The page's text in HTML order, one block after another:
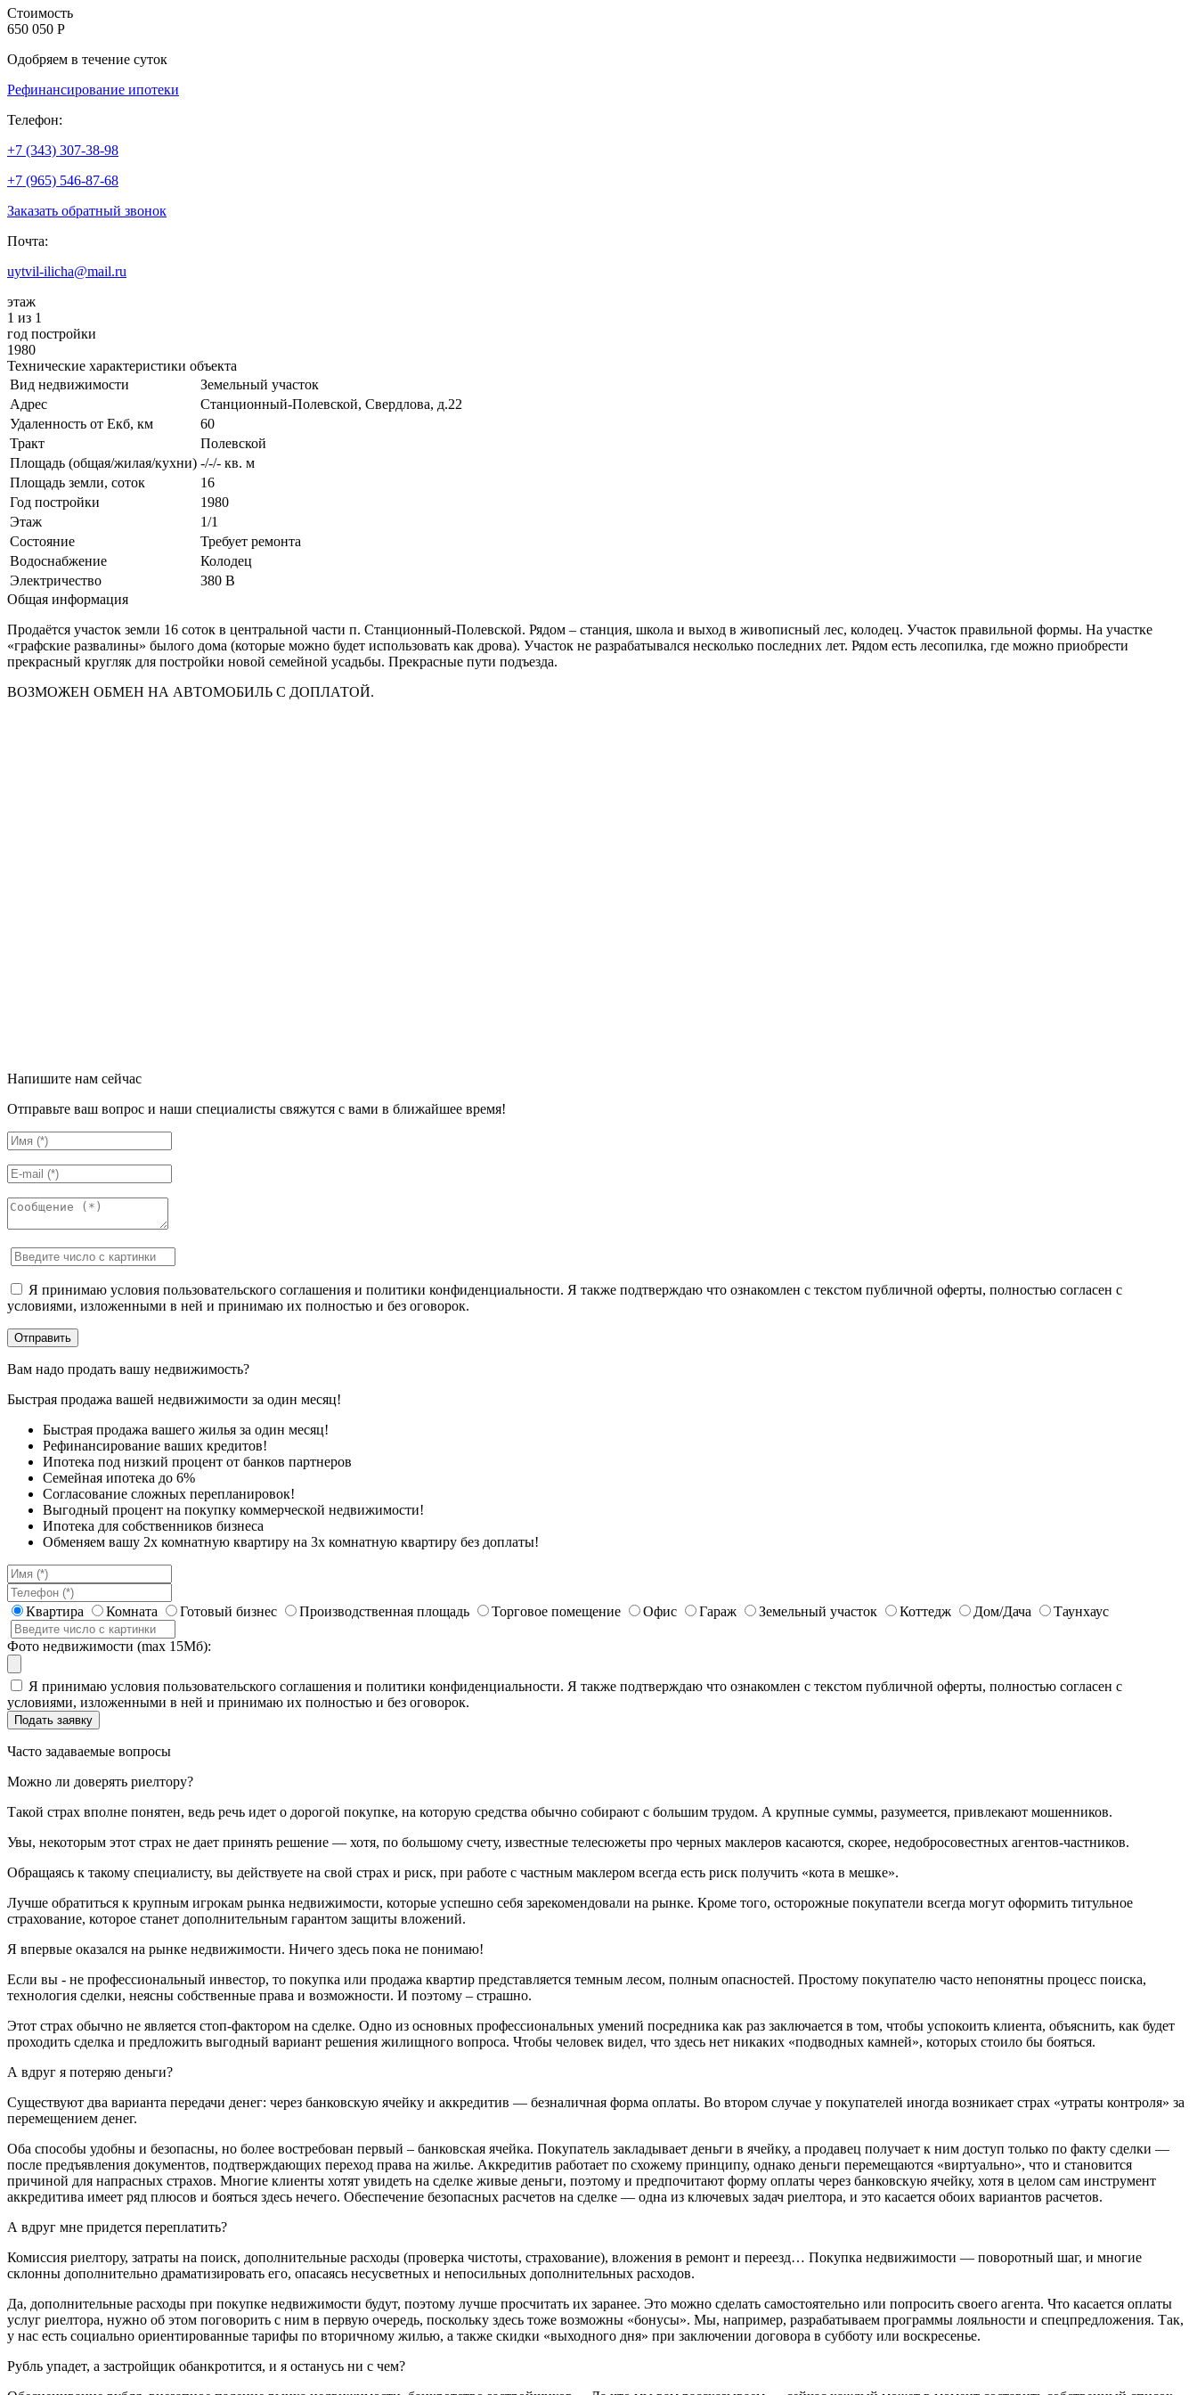
Стоимость
650 050 Р
Одобряем в течение суток
Рефинансирование ипотеки
Телефон:
+7 (343) 307-38-98
+7 (965) 546-87-68
Заказать обратный звонок
Почта:
uytvil-ilicha@mail.ru
этаж
1 из 1
год постройки
1980
Технические характеристики объекта
Вид недвижимости
Земельный участок
Адрес
Станционный-Полевской, Свердлова, д.22
Удаленность от Екб, км
60
Тракт
Полевской
Площадь (общая/жилая/кухни) -/-/- кв. м
Площадь земли, соток
16
Год постройки
1980
Этаж
1/1
Состояние
Требует ремонта
Водоснабжение
Колодец
Электричество
380 В
Общая информация
Продаётся участок земли 16 соток в центральной части п. Станционный-Полевской. Рядом – станция, школа и выход в живописный лес, колодец. Участок правильной формы. На участке
«графские развалины» былого дома (которые можно будет использовать как дрова). Участок не разрабатывался несколько последних лет. Рядом есть лесопилка, где можно приобрести
прекрасный кругляк для постройки новой семейной усадьбы. Прекрасные пути подъезда.
ВОЗМОЖЕН ОБМЕН НА АВТОМОБИЛЬ С ДОПЛАТОЙ.
Напишите нам сейчас
Отправьте ваш вопрос и наши специалисты свяжутся с вами в ближайшее время!
Я принимаю условия пользовательского соглашения и политики конфиденциальности. Я также подтверждаю что ознакомлен с текстом публичной оферты, полностью согласен с
условиями, изложенными в ней и принимаю их полностью и без оговорок.
Вам надо продать вашу недвижимость?
Быстрая продажа вашей недвижимости за один месяц!
Быстрая продажа вашего жилья за один месяц!
Рефинансирование ваших кредитов!
Ипотека под низкий процент от банков партнеров
Семейная ипотека до 6%
Согласование сложных перепланировок!
Выгодный процент на покупку коммерческой недвижимости!
Ипотека для собственников бизнеса
Обменяем вашу 2х комнатную квартиру на 3х комнатную квартиру без доплаты!
Квартира Комната Готовый бизнес Производственная площадь Торговое помещение Офис Гараж Земельный участок Коттедж Дом/Дача Таунхаус
Фото недвижимости (max 15Мб):
Я принимаю условия пользовательского соглашения и политики конфиденциальности. Я также подтверждаю что ознакомлен с текстом публичной оферты, полностью согласен с
условиями, изложенными в ней и принимаю их полностью и без оговорок.
Часто задаваемые вопросы
Можно ли доверять риелтору?
Такой страх вполне понятен, ведь речь идет о дорогой покупке, на которую средства обычно собирают с большим трудом. А крупные суммы, разумеется, привлекают мошенников.
Увы, некоторым этот страх не дает принять решение — хотя, по большому счету, известные телесюжеты про черных маклеров касаются, скорее, недобросовестных агентов-частников.
Обращаясь к такому специалисту, вы действуете на свой страх и риск, при работе с частным маклером всегда есть риск получить «кота в мешке».
Лучше обратиться к крупным игрокам рынка недвижимости, которые успешно себя зарекомендовали на рынке. Кроме того, осторожные покупатели всегда могут оформить титульное
страхование, которое станет дополнительным гарантом защиты вложений.
Я впервые оказался на рынке недвижимости. Ничего здесь пока не понимаю!
Если вы - не профессиональный инвестор, то покупка или продажа квартир представляется темным лесом, полным опасностей. Простому покупателю часто непонятны процесс поиска,
технология сделки, неясны собственные права и возможности. И поэтому – страшно.
Этот страх обычно не является стоп-фактором на сделке. Одно из основных профессиональных умений посредника как раз заключается в том, чтобы успокоить клиента, объяснить, как будет
проходить сделка и предложить выгодный вариант решения жилищного вопроса. Чтобы человек видел, что здесь нет никаких «подводных камней», которых стоило бы бояться.
А вдруг я потеряю деньги?
Существуют два варианта передачи денег: через банковскую ячейку и аккредитив — безналичная форма оплаты. Во втором случае у покупателей иногда возникает страх «утраты контроля» за
перемещением денег.
Оба способы удобны и безопасны, но более востребован первый – банковская ячейка. Покупатель закладывает деньги в ячейку, а продавец получает к ним доступ только по факту сделки —
после предъявления документов, подтверждающих переход права на жилье. Аккредитив работает по схожему принципу, однако деньги перемещаются «виртуально», что и становится
причиной для напрасных страхов. Многие клиенты хотят увидеть на сделке живые деньги, поэтому и предпочитают форму оплаты через банковскую ячейку, хотя в целом сам инструмент
аккредитива имеет ряд плюсов и бояться здесь нечего. Обеспечение безопасных расчетов на сделке — одна из ключевых задач риелтора, и это касается обоих вариантов расчетов.
А вдруг мне придется переплатить?
Комиссия риелтору, затраты на поиск, дополнительные расходы (проверка чистоты, страхование), вложения в ремонт и переезд… Покупка недвижимости — поворотный шаг, и многие
склонны дополнительно драматизировать его, опасаясь несусветных и непосильных дополнительных расходов.
Да, дополнительные расходы при покупке недвижимости будут, поэтому лучше просчитать их заранее. Это можно сделать самостоятельно или попросить своего агента. Что касается оплаты
услуг риелтора, нужно об этом поговорить с ним в первую очередь, поскольку здесь тоже возможны «бонусы». Мы, например, разрабатываем программы лояльности и спецпредложения. Так,
у нас есть социально ориентированные тарифы по вторичному жилью, а также скидки «выходного дня» при заключении договора в субботу или воскресенье.
Рубль упадет, а застройщик обанкротится, и я останусь ни с чем?